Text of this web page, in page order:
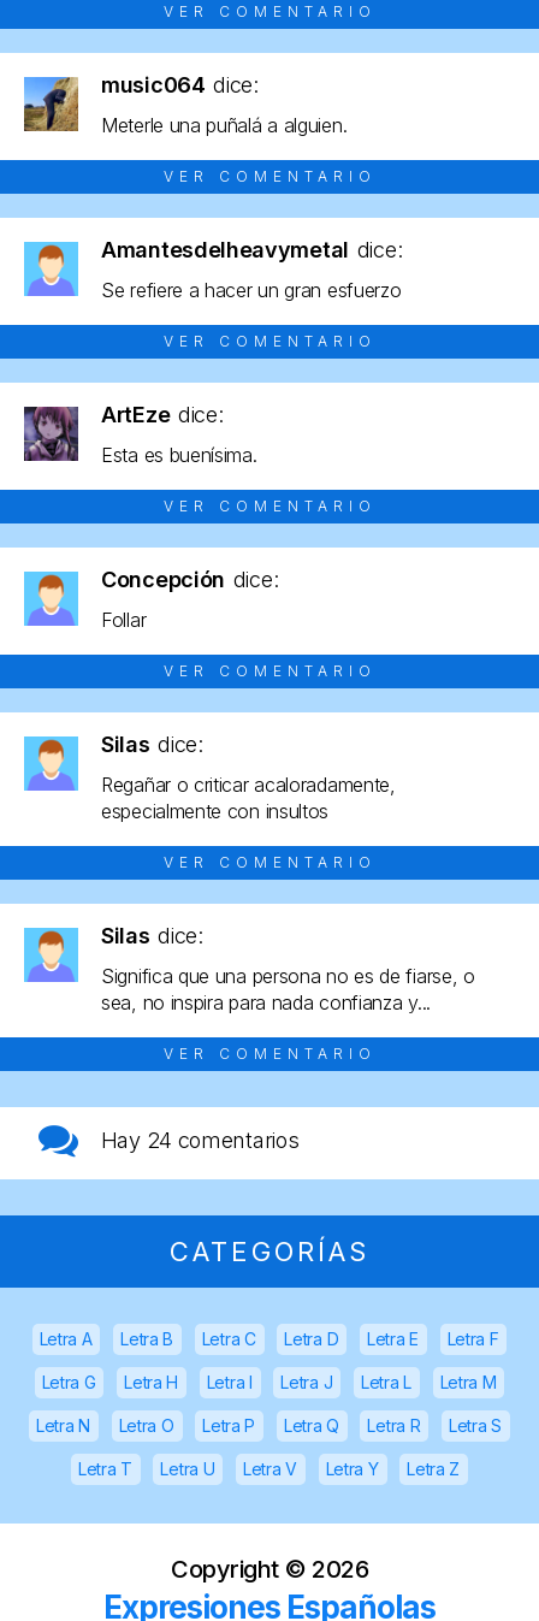
VER COMENTARIO
music064 dice:
Meterle una puñalá a alguien.
VER COMENTARIO
Amantesdelheavymetal dice:
Se refiere a hacer un gran esfuerzo
VER COMENTARIO
ArtEze dice:
Esta es buenísima.
VER COMENTARIO
Concepción dice:
Follar
VER COMENTARIO
Silas dice:
Regañar o criticar acaloradamente,
especialmente con insultos
VER COMENTARIO
Silas dice:
Significa que una persona no es de fiarse, o
sea, no inspira para nada confianza y...
VER COMENTARIO
Hay 24 comentarios
CATEGORÍAS
Letra A Letra B Letra C Letra D Letra E Letra F
Letra G Letra H Letra I Letra J Letra L Letra M
Letra N Letra O Letra P Letra Q Letra R Letra S
Letra T Letra U Letra V Letra Y Letra Z
Copyright © 2026
Expresiones Españolas